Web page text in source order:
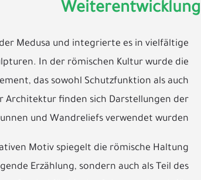
Weiterentwicklung
Medusa und integrierte es in vielfältige
In der römischen Kultur wurde die
das sowohl Schutzfunktion als auch
Architektur finden sich Darstellungen der
und Wandreliefs verwendet wurden.
Motiv spiegelt die römische Haltung
Erzählung, sondern auch als Teil des